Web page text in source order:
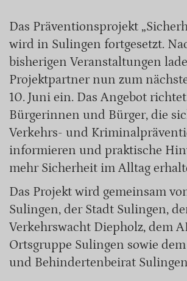
Das Präventionsprojekt
wird in Sulingen fortgesetzt.
bisherigen Veranstaltungen
Projektpartner nun zum
10. Juni ein. Das Angebot
Bürgerinnen und Bürger, die
Verkehrs- und
informieren und praktische
mehr Sicherheit im Alltag
Das Projekt wird gemeinsam
Sulingen, der Stadt Sulingen,
Verkehrswacht Diepholz, dem
Ortsgruppe Sulingen sowie
und Behindertenbeirat